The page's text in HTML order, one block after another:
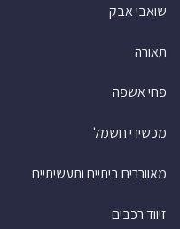
שואבי אבק
תאורה
פחי אשפה
מכשירי חשמל
מאווררים ביתיים ותעשיתיים
זיווד רכבים